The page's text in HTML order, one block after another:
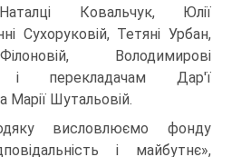
Ковальчук, Юлії
Сухоруковій, Тетяні Урбан,
Володимирові
і перекладачам Дар'ї
Марії Шутальовій.
висловлюємо фонду
і майбутнє»,